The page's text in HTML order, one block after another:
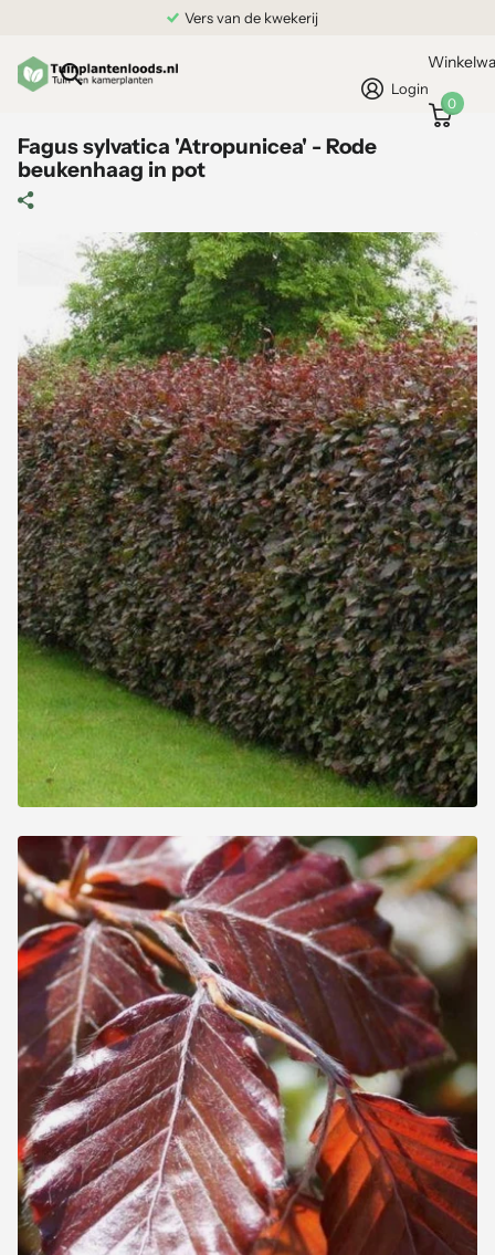
Vers van de kwekerij
Login
0
Fagus sylvatica 'Atropunicea' - Rode
beukenhaag in pot